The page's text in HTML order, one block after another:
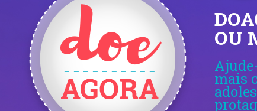
OU
mais